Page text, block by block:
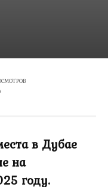
в Дубае
на
году.